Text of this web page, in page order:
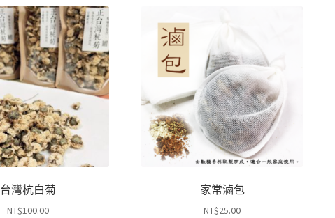
台灣杭白菊
NT$100.00
家常滷包
NT$25.00